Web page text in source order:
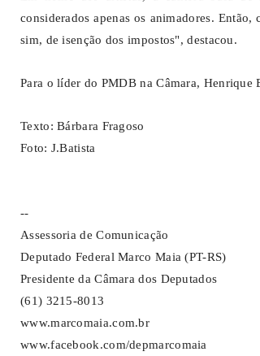
considerados apenas os animadores.
sim, de isenção dos impostos", destacou.
Para o líder do PMDB na Câmara,
Texto: Bárbara Fragoso
Foto: J.Batista
--
Assessoria de Comunicação
Deputado Federal Marco Maia (PT-RS)
Presidente da Câmara dos Deputados
(61) 3215-8013
www.marcomaia.com.br
www.facebook.com/depmarcomaia